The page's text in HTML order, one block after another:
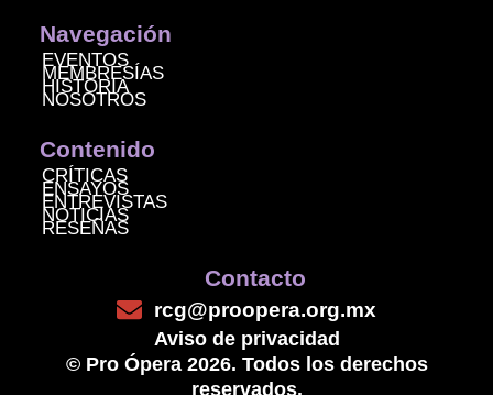
Navegación
EVENTOS
MEMBRESÍAS
HISTORIA
NOSOTROS
Contenido
CRÍTICAS
ENSAYOS
ENTREVISTAS
NOTICIAS
RESEÑAS
Contacto
rcg@proopera.org.mx
Aviso de privacidad
© Pro Ópera 2026. Todos los derechos
reservados.